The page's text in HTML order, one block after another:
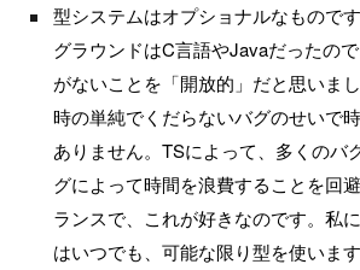
型システムはオプショナルなもので
グラウンドはC言語やJavaだったの
がないことを「開放的」だと思いま
時の単純でくだらないバグのせいで
ありません。TSによって、多くのバ
グによって時間を浪費することを回
ランスで、これが好きなのです。私
はいつでも、可能な限り型を使いま